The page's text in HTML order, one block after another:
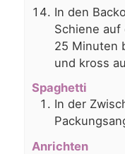
In den
Schiene
25 Minuten
und kross
Spaghetti
In der
Anrichten